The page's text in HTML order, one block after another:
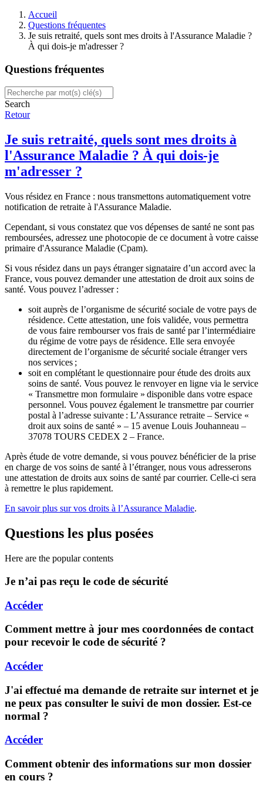
Accueil
Questions fréquentes
Je suis retraité, quels sont mes droits à l'Assurance Maladie ?
À qui dois-je m'adresser ?
Questions fréquentes
Search
Retour
Je suis retraité, quels sont mes droits à
l'Assurance Maladie ? À qui dois-je
m'adresser ?
Vous résidez en France : nous transmettons automatiquement votre
notification de retraite à l'Assurance Maladie.
Cependant, si vous constatez que vos dépenses de santé ne sont pas
remboursées, adressez une photocopie de ce document à votre caisse
primaire d'Assurance Maladie (Cpam).
Si vous résidez dans un pays étranger signataire d’un accord avec la
France, vous pouvez demander une attestation de droit aux soins de
santé. Vous pouvez l’adresser :
soit auprès de l’organisme de sécurité sociale de votre pays de
résidence. Cette attestation, une fois validée, vous permettra
de vous faire rembourser vos frais de santé par l’intermédiaire
du régime de votre pays de résidence. Elle sera envoyée
directement de l’organisme de sécurité sociale étranger vers
nos services ;
soit en complétant le questionnaire pour étude des droits aux
soins de santé. Vous pouvez le renvoyer en ligne via le service
« Transmettre mon formulaire » disponible dans votre espace
personnel. Vous pouvez également le transmettre par courrier
postal à l’adresse suivante : L’Assurance retraite – Service «
droit aux soins de santé » – 15 avenue Louis Jouhanneau –
37078 TOURS CEDEX 2 – France.
Après étude de votre demande, si vous pouvez bénéficier de la prise
en charge de vos soins de santé à l’étranger, nous vous adresserons
une attestation de droits aux soins de santé par courrier. Celle-ci sera
à remettre le plus rapidement.
En savoir plus sur vos droits à l’Assurance Maladie.
Questions les plus posées
Here are the popular contents
Je n’ai pas reçu le code de sécurité
Accéder
Comment mettre à jour mes coordonnées de contact
pour recevoir le code de sécurité ?
Accéder
J'ai effectué ma demande de retraite sur internet et je
ne peux pas consulter le suivi de mon dossier. Est-ce
normal ?
Accéder
Comment obtenir des informations sur mon dossier
en cours ?